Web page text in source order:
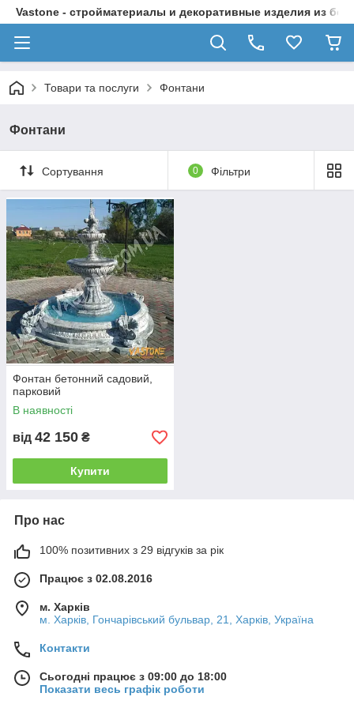
Vastone - стройматериалы и декоративные изделия из
Товари та послуги Фонтани
Фонтани
Сортування 0 Фільтри
Фонтан бетонний садовий,
парковий
В наявності
від 42 150 ₴
Купити
Про нас
100% позитивних з 29 відгуків за рік
Працює з 02.08.2016
м. Харків
м. Харків, Гончарівський бульвар, 21, Харків, Україна
Контакти
Сьогодні працює з 09:00 до 18:00
Показати весь графік роботи